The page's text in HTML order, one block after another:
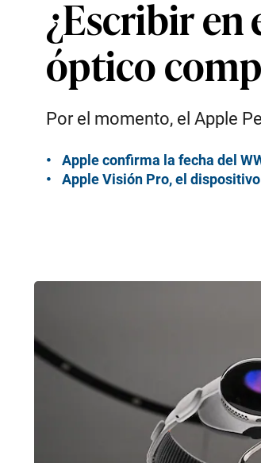
¿Escribir en
óptico
Por el momento, el Apple
Apple confirma la fecha del
Apple Visión Pro, el